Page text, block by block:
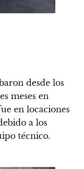
desde los
meses en
en locaciones
a los
técnico.